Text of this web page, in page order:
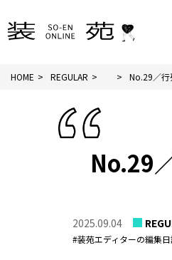
HOME REGULAR No.29／
No.29
2025.09.04
#装苑エディターの編集